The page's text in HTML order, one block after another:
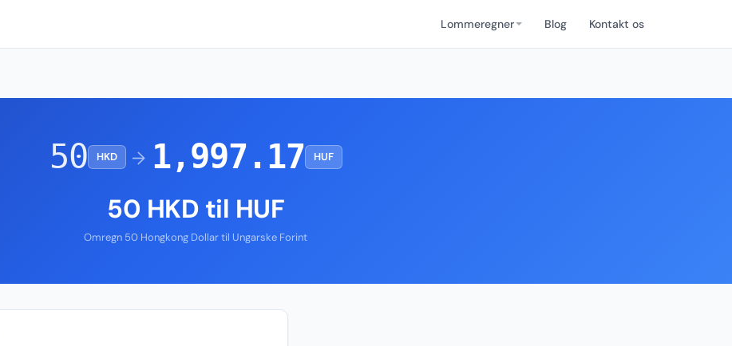
Lommeregner Blog Kontakt os
50 HKD → 1,997.17 HUF
50 HKD til HUF
Omregn 50 Hongkong Dollar til Ungarske Forint